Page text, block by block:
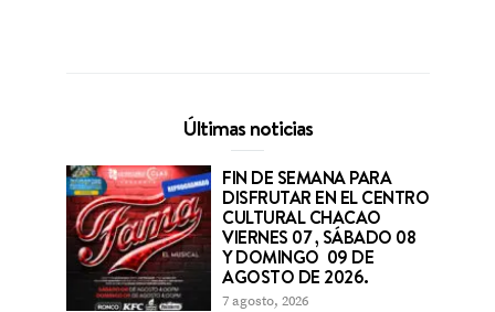
Últimas noticias
FIN DE SEMANA PARA
DISFRUTAR EN EL CENTRO
CULTURAL CHACAO
VIERNES 07 , SÁBADO 08
Y DOMINGO 09 DE
AGOSTO DE 2026.
7 agosto, 2026